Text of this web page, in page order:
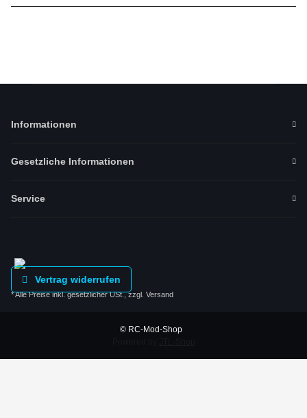
Informationen
Gesetzliche Informationen
Service
Vertrag widerrufen
* Alle Preise inkl. gesetzlicher USt., zzgl. Versand
© RC-Mod-Shop